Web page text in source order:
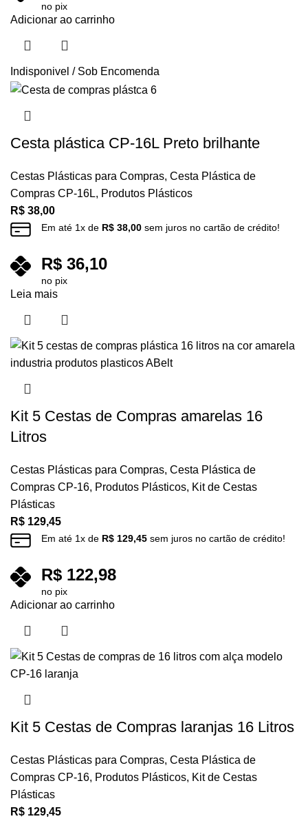
no pix
Adicionar ao carrinho
Indisponivel / Sob Encomenda
Cesta plástica CP-16L Preto brilhante
Cestas Plásticas para Compras, Cesta Plástica de
Compras CP-16L, Produtos Plásticos
R$ 38,00
Em até 1x de R$ 38,00 sem juros no cartão de crédito!
R$ 36,10
no pix
Leia mais
Kit 5 Cestas de Compras amarelas 16
Litros
Cestas Plásticas para Compras, Cesta Plástica de
Compras CP-16, Produtos Plásticos, Kit de Cestas
Plásticas
R$ 129,45
Em até 1x de R$ 129,45 sem juros no cartão de crédito!
R$ 122,98
no pix
Adicionar ao carrinho
Kit 5 Cestas de Compras laranjas 16 Litros
Cestas Plásticas para Compras, Cesta Plástica de
Compras CP-16, Produtos Plásticos, Kit de Cestas
Plásticas
R$ 129,45